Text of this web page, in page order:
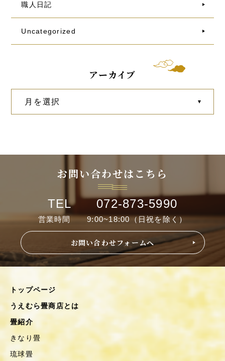
職人日記
Uncategorized
アーカイブ
お問い合わせはこちら
TEL 072-873-5990
営業時間 9:00~18:00（日祝を除く）
お問い合わせフォームへ
トップページ
うえむら畳商店とは
畳紹介
きなり畳
琉球畳